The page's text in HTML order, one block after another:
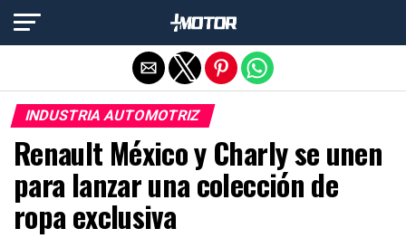
INDUSTRIA AUTOMOTRIZ
Renault México y Charly se unen
para lanzar una colección de
ropa exclusiva
Salir de la versión móvil